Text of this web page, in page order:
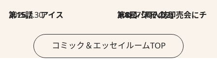
2026.7.30
第15話 アイス 2026.7.30
第8回「同人誌即売会にチャレンジ その2」
コミック＆エッセイルームTOP